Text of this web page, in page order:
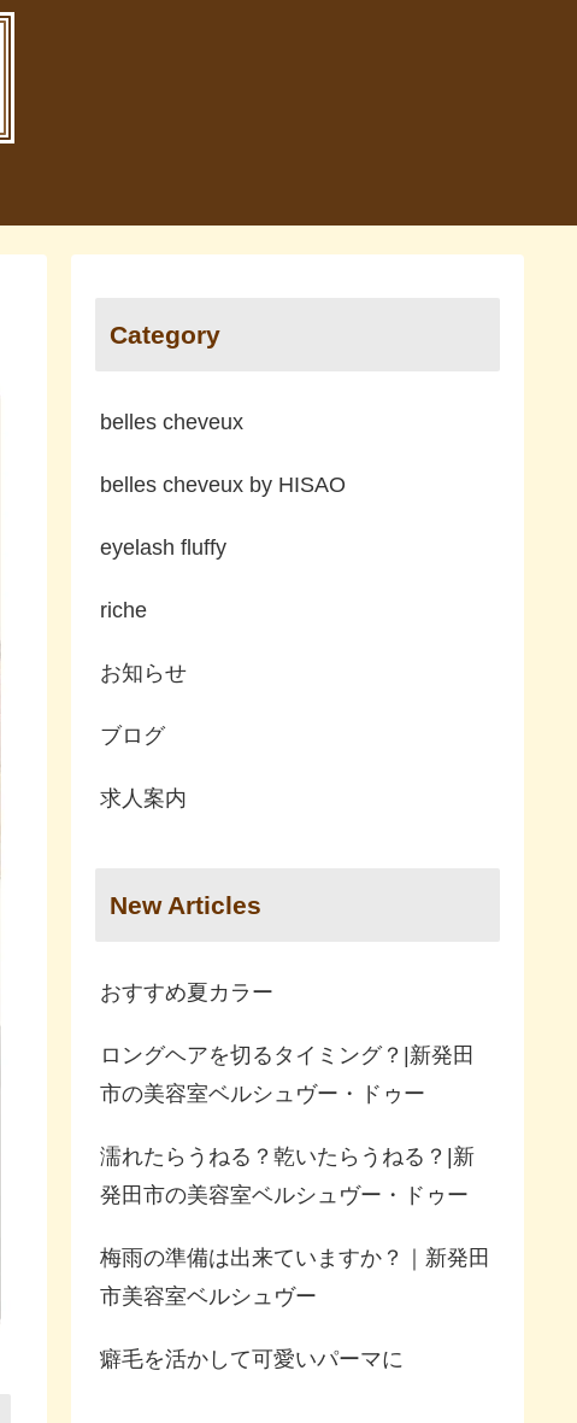
Category
belles cheveux
belles cheveux by HISAO
eyelash fluffy
riche
お知らせ
ブログ
求人案内
New Articles
おすすめ夏カラー
ロングヘアを切るタイミング？|新発田
市の美容室ベルシュヴー・ドゥー
濡れたらうねる？乾いたらうねる？|新
発田市の美容室ベルシュヴー・ドゥー
梅雨の準備は出来ていますか？｜新発田
市美容室ベルシュヴー
癖毛を活かして可愛いパーマに